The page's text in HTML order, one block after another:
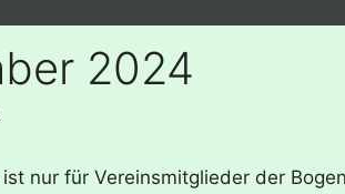
2024
nur für Vereinsmitglieder der